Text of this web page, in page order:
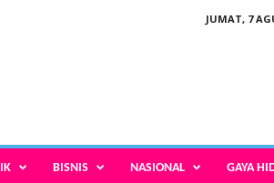
JUMAT, 7
BISNIS NASIONAL GAYA